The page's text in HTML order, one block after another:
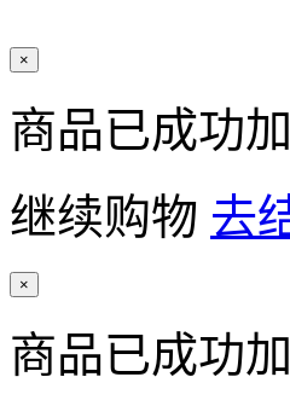
×
商品已成功
继续购物 去
×
商品已成功